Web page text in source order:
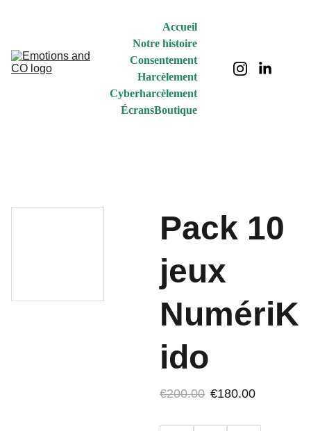
Accueil
Notre histoire
Consentement
Harcèlement
Cyberharcèlement
ÉcransBoutique
Pack 10
jeux
NumériK
ido
€200.00 €180.00